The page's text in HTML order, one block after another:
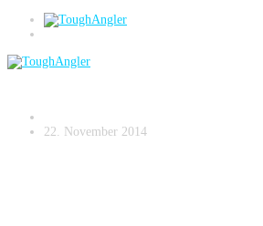
22. November 2014